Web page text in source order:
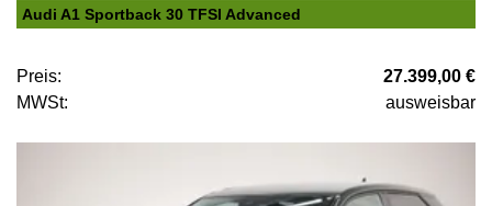
Audi A1 Sportback 30 TFSI Advanced
Preis:
27.399,00 €
MWSt:
ausweisbar